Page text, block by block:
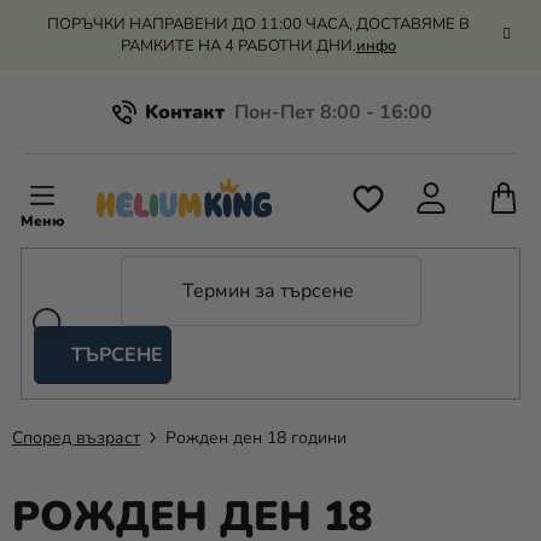
Преминаване
ПОРЪЧКИ НАПРАВЕНИ ДО 11:00 ЧАСА, ДОСТАВЯМЕ В
РАМКИТЕ НА 4 РАБОТНИ ДНИ.инфо
Kонтакт
Всичко за пазаруването
Оценка на магазина
ТЪРСЕНЕ
и
балони
Парти
Според възраст Рожден ден 18 години
РОЖДЕН ДЕН 18